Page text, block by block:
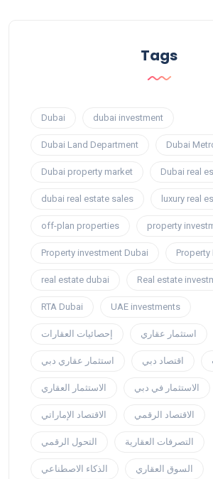
Tags
Dubai dubai investment
Dubai Land Department Dubai
Dubai property market Dubai real
dubai real estate sales luxury real
off-plan properties property
Property investment Dubai Property
real estate dubai Real estate
RTA Dubai UAE investments
إحصائيات العقارات استثمار عقاري
استثمار عقاري دبي اقتصاد دبي
الاستثمار العقاري الاستثمار في دبي
الاقتصاد الإماراتي الاقتصاد الرقمي
التحول الرقمي التصرفات العقارية
الذكاء الاصطناعي السوق العقاري